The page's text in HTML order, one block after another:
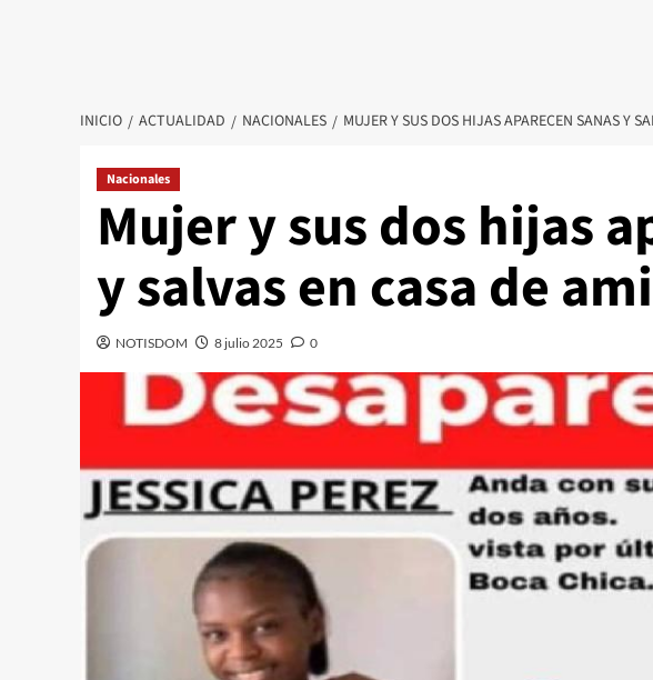
INICIO ACTUALIDAD NACIONALES MUJER Y SUS DOS HIJAS APARECEN SANAS Y
Nacionales
Mujer y sus dos hijas
y salvas en casa de
NOTISDOM 8 julio 2025 0